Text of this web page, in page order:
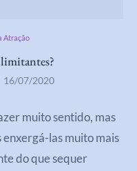
Atração
16/07/2020
muito sentido, mas
las muito mais
do que sequer